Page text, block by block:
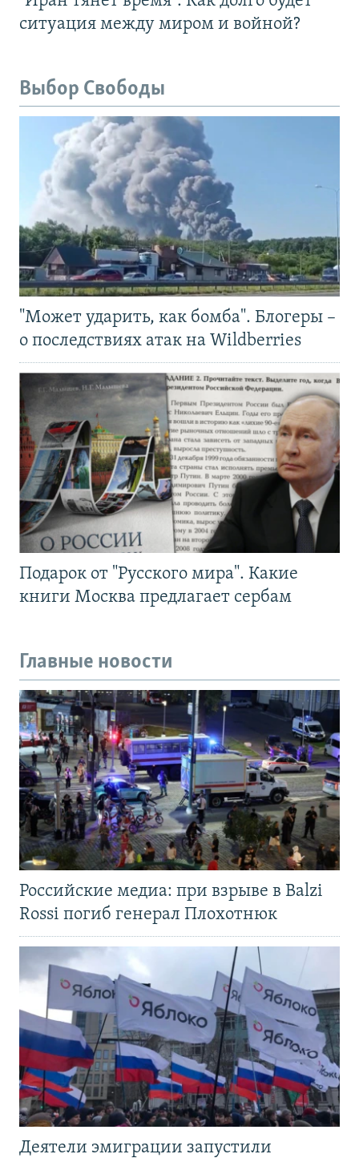
ситуация между миром и войной?
Выбор Свободы
"Может ударить, как бомба". Блогеры –
о последствиях атак на Wildberries
Подарок от "Русского мира". Какие
книги Москва предлагает сербам
Главные новости
Российские медиа: при взрыве в Balzi
Rossi погиб генерал Плохотнюк
Деятели эмиграции запустили